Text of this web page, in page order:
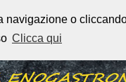
navigazione o
Clicca qui
Giovedì, 6 Agosto,